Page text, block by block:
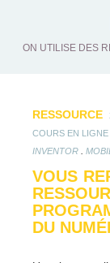
ON UTILISE DES
RESSOURCE
COURS EN LIGNE
INVENTOR
VOUS
DU